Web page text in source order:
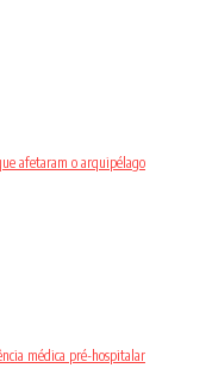
afetaram o arquipélago
médica pré-hospitalar